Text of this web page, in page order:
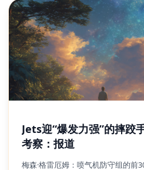
Jets迎“爆发力强”的摔跤
考察：报道
梅森·格雷厄姆：喷气机防守组的前